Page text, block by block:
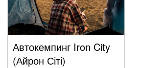
Автокемпинг Iron City
(Айрон Сіті)